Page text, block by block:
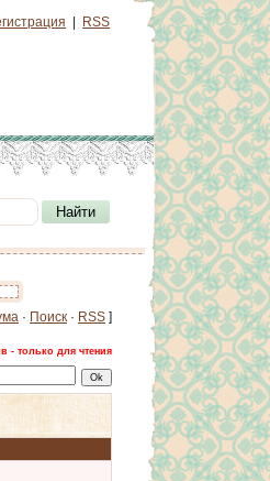
RSS
· Поиск · RSS ]
- только для чтения